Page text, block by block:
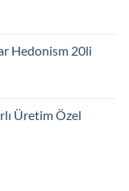
Hedonism 20li
Üretim Özel